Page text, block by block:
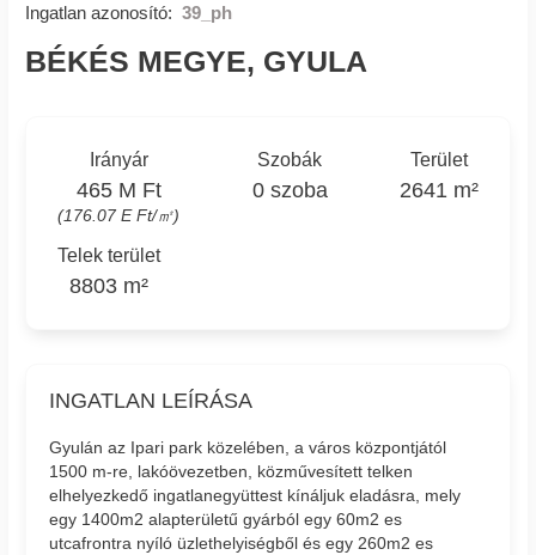
Ingatlan azonosító: 39_ph
BÉKÉS MEGYE, GYULA
Irányár
465 M Ft
(176.07 E Ft/㎡)
Szobák
0 szoba
Terület
2641 m²
Telek terület
8803 m²
INGATLAN LEÍRÁSA
Gyulán az Ipari park közelében, a város központjától
1500 m-re, lakóövezetben, közművesített telken
elhelyezkedő ingatlanegyüttest kínáljuk eladásra, mely
egy 1400m2 alapterületű gyárból egy 60m2 es
utcafrontra nyíló üzlethelyiségből és egy 260m2 es